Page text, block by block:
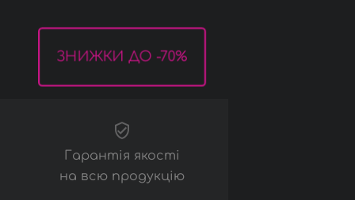
Панчохи
Рукавички
ЗНИЖКИ ДО -70%
Гарантія якості
на всю продукцію